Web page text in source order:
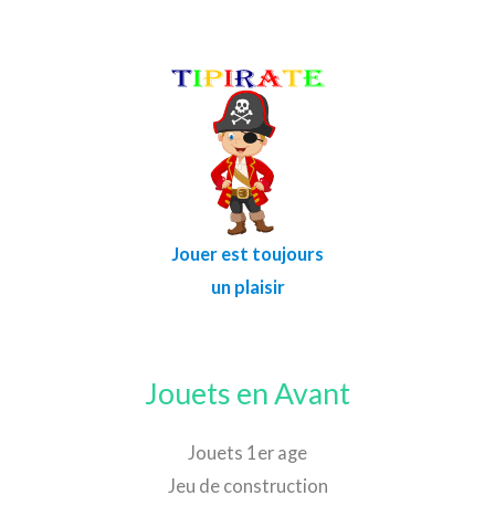
Jouer est toujours
un plaisir
Jouets en Avant
Jouets 1er age
Jeu de construction